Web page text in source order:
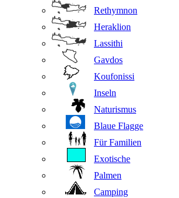
Rethymnon
Heraklion
Lassithi
Gavdos
Koufonissi
Inseln
Naturismus
Blaue Flagge
Für Familien
Exotische
Palmen
Camping